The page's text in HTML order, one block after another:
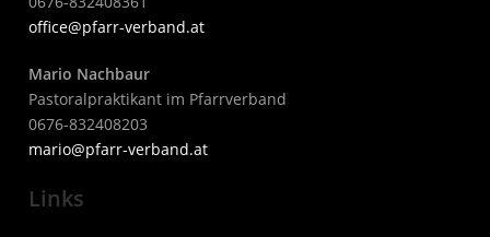
office@pfarr-verband.at
Mario Nachbaur
Pastoralpraktikant im Pfarrverband
0676-832408203
mario@pfarr-verband.at
Links